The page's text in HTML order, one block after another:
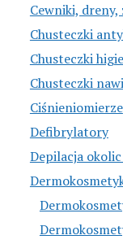
Cewniki, dreny,
Chusteczki
Chusteczki
Chusteczki
Ciśnieniomierze
Defibrylatory
Depilacja